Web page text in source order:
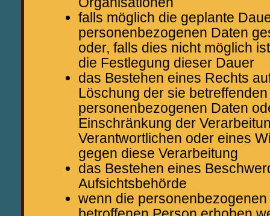
falls möglich die geplante
personenbezogenen Daten
oder, falls dies nicht möglich
die Festlegung dieser Dauer
das Bestehen eines Rechts
Löschung der sie betreffenden
personenbezogenen Daten
Einschränkung der
Verantwortlichen oder eines
gegen diese Verarbeitung
das Bestehen eines
Aufsichtsbehörde
wenn die